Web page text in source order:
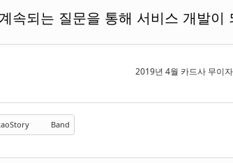
속되는 질문을 통해 서비스 개발이
선되어온 서비스" 이며"브랜드"입
2019년 4월 카드사 무이
Band